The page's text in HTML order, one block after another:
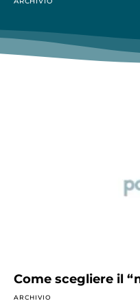
Come scegliere il
ARCHIVIO